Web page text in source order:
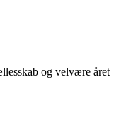
og velvære året